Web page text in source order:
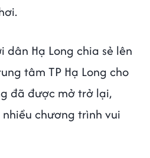
dân Hạ Long chia sẻ lên
tâm TP Hạ Long cho
đã được mở trở lại,
chương trình vui